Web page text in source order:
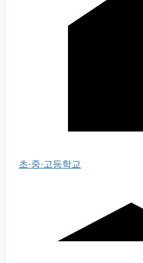
초·중·고등학교